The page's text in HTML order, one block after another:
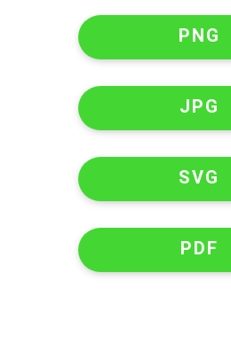
PNG
JPG
SVG
PDF